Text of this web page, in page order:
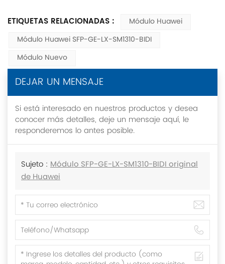
ETIQUETAS RELACIONADAS :
Módulo Huawei
Módulo Huawei SFP-GE-LX-SM1310-BIDI
Módulo Nuevo
DEJAR UN MENSAJE
Si está interesado en nuestros productos y desea
conocer más detalles, deje un mensaje aquí, le
responderemos lo antes posible.
Sujeto : Módulo SFP-GE-LX-SM1310-BIDI original
de Huawei